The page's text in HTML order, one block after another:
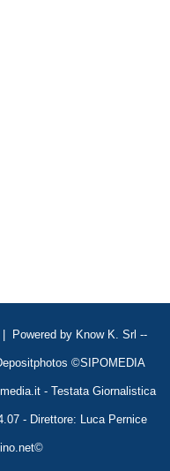
Powered by Know K. Srl --
©SIPOMEDIA
- Testata Giornalistica
- Direttore: Luca Pernice